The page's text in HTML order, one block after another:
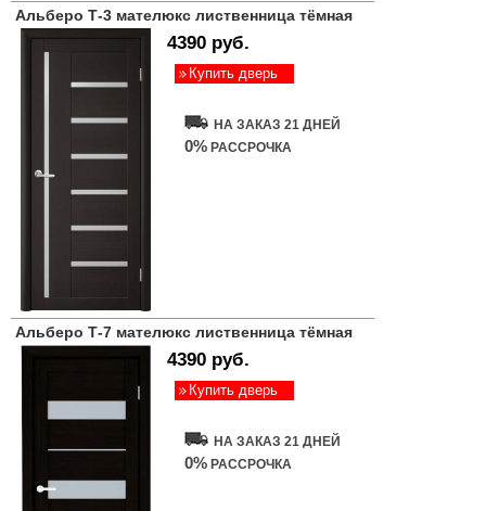
Альберо Т-3 мателюкс лиственница тёмная
4390 руб.
Купить дверь
НА ЗАКАЗ 21 ДНЕЙ
0% РАССРОЧКА
Альберо Т-7 мателюкс лиственница тёмная
4390 руб.
Купить дверь
НА ЗАКАЗ 21 ДНЕЙ
0% РАССРОЧКА